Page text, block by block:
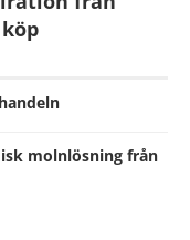
molnlösning från